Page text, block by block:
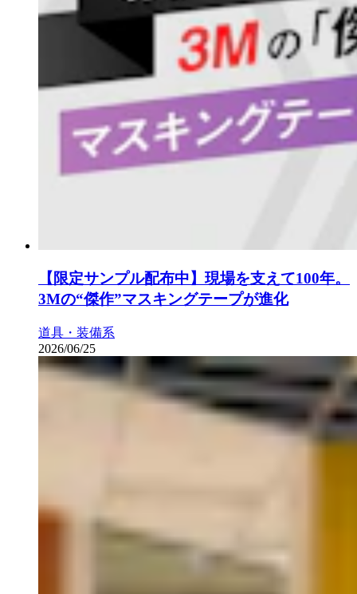
【限定サンプル配布中】現場を支えて100年。
3Mの“傑作”マスキングテープが進化
道具・装備系
2026/06/25